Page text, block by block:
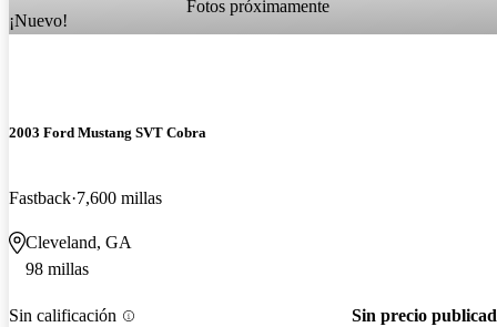
Fotos próximamente
¡Nuevo!
2003 Ford Mustang SVT Cobra
Fastback 7,600 millas
Cleveland, GA
98 millas
Sin calificación Sin precio